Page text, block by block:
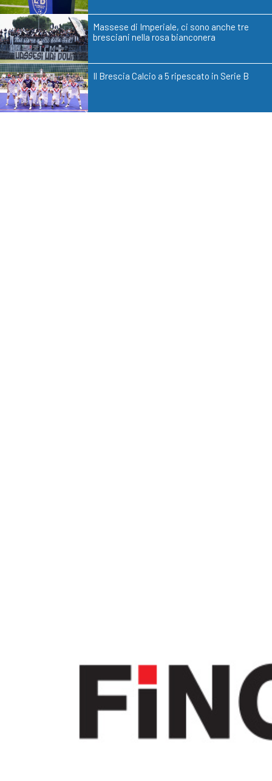
Massese di Imperiale, ci sono anche tre
bresciani nella rosa bianconera
Il Brescia Calcio a 5 ripescato in Serie B